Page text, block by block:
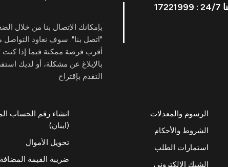
بإمكانك الإتصال بنا من خلال
"اتصل بنا". سوف نعاود
أقرب فرصة ممكنة فيما إذا
بالإبلاغ عن مشكلة، أو لديك
التقدم بإقتراح
الرسوم والمعدلات
الشروط والأحكام
استمارات الطلب
الشيك الإلكتروني
انشاء رقم الحساب
(ايبان)
تحويل الأموال
ضريبة القيمة المضافة